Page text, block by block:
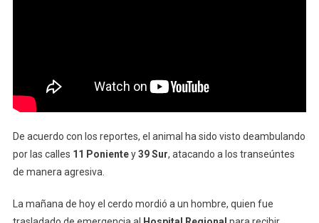
De acuerdo con los reportes, el animal ha sido visto deambulando
por las calles 11 Ponientey39 Sur, atacando a los transeúntes
de manera agresiva.
La mañana de hoy el cerdo mordió a un hombre, quien fue